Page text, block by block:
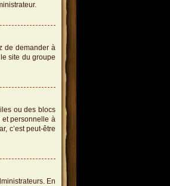
de demander à
site du groupe
ou des blocs
et personnelle à
c’est peut-être
En